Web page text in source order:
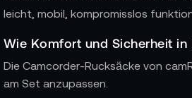
leicht, mobil, kompromisslos
Wie Komfort und Sicherheit in
Die Camcorder-Rucksäcke von
am Set anzupassen.